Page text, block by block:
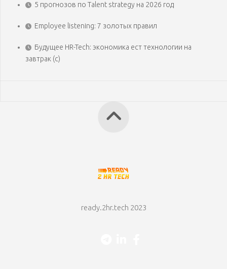
5 прогнозов по Talent strategy на 2026 год
Employee listening: 7 золотых правил
Будущее HR-Tech: экономика ест технологии на
завтрак (с)
ready.2hr.tech 2023